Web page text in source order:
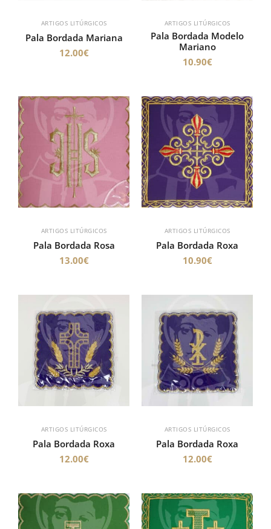
ARTIGOS LITÚRGICOS
Pala Bordada Mariana
12.00€
ARTIGOS LITÚRGICOS
Pala Bordada Modelo
Mariano
10.90€
ARTIGOS LITÚRGICOS
Pala Bordada Rosa
13.00€
ARTIGOS LITÚRGICOS
Pala Bordada Roxa
10.90€
ARTIGOS LITÚRGICOS
Pala Bordada Roxa
12.00€
ARTIGOS LITÚRGICOS
Pala Bordada Roxa
12.00€